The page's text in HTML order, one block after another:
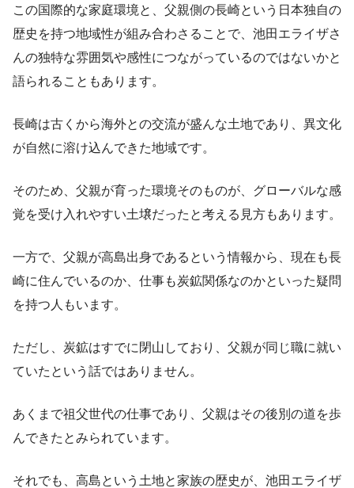
この国際的な家庭環境と、父親側の長崎という日本独自の
歴史を持つ地域性が組み合わさることで、池田エライザさ
んの独特な雰囲気や感性につながっているのではないかと
語られることもあります。
長崎は古くから海外との交流が盛んな土地であり、異文化
が自然に溶け込んできた地域です。
そのため、父親が育った環境そのものが、グローバルな感
覚を受け入れやすい土壌だったと考える見方もあります。
一方で、父親が高島出身であるという情報から、現在も長
崎に住んでいるのか、仕事も炭鉱関係なのかといった疑問
を持つ人もいます。
ただし、炭鉱はすでに閉山しており、父親が同じ職に就い
ていたという話ではありません。
あくまで祖父世代の仕事であり、父親はその後別の道を歩
んできたとみられています。
それでも、高島という土地と家族の歴史が、池田エライザ